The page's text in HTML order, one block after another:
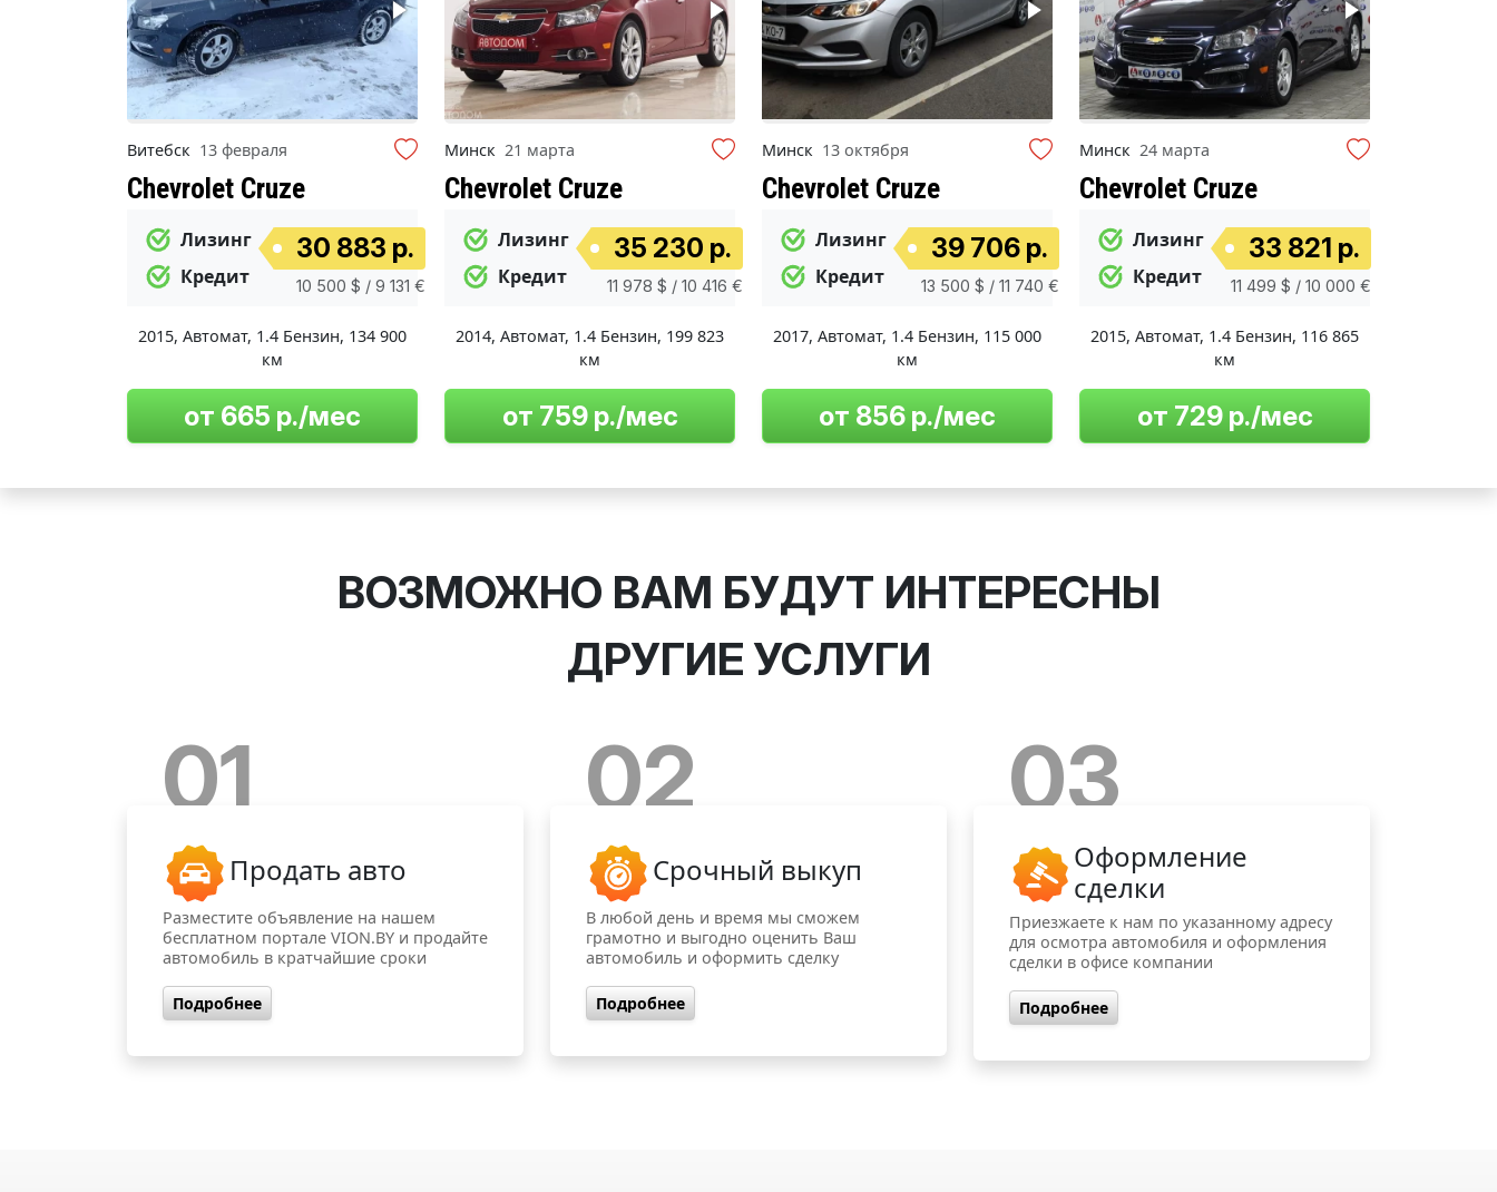
Витебск 13 февраля
Chevrolet Cruze
Лизинг
Кредит
30 883 р.
10 500 $ / 9 131 €
2015, Автомат, 1.4 Бензин, 134 900
км
от 665 р./мес
Минск 21 марта
Chevrolet Cruze
Лизинг
Кредит
35 230 р.
11 978 $ / 10 416 €
2014, Автомат, 1.4 Бензин, 199 823
км
от 759 р./мес
Минск 13 октября
Chevrolet Cruze
Лизинг
Кредит
39 706 р.
13 500 $ / 11 740 €
2017, Автомат, 1.4 Бензин, 115 000
км
от 856 р./мес
Минск 24 марта
Chevrolet Cruze
Лизинг
Кредит
33 821 р.
11 499 $ / 10 000 €
2015, Автомат, 1.4 Бензин, 116 865
км
от 729 р./мес
ВОЗМОЖНО ВАМ БУДУТ ИНТЕРЕСНЫ
ДРУГИЕ УСЛУГИ
01
Продать авто
Разместите объявление на нашем
бесплатном портале VION.BY и продайте
автомобиль в кратчайшие сроки
Подробнее
02
Срочный выкуп
В любой день и время мы сможем
грамотно и выгодно оценить Ваш
автомобиль и оформить сделку
Подробнее
03
Оформление
сделки
Приезжаете к нам по указанному адресу
для осмотра автомобиля и оформления
сделки в офисе компании
Подробнее